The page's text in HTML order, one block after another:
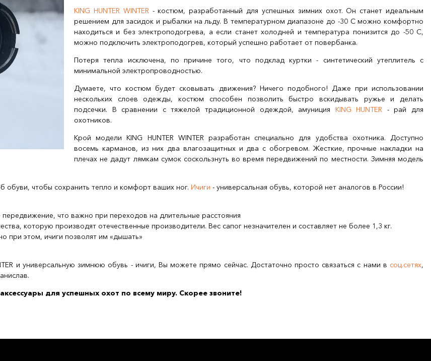
KING HUNTER WINTER - костюм, разработанный для успешных зимних охот. Он станет идеальным
решением для засидок и рыбалки на льду. В температурном диапазоне до -30 С можно комфортно
находиться и без электроподогрева, а если станет холодней и температура понизится до -50 С,
можно подключить электроподогрев, который успешно работает от повербанка.
Потеря тепла исключена, по причине того, что подклад куртки - синтетический утеплитель с
минимальной электропроводностью.
Думаете, что костюм будет сковывать движения? Ничего подобного! Даже при использовании
нескольких слоев одежды, костюм способен позволить быстро вскидывать ружье и делать
подсечки. В сравнении с тяжелой традиционной одеждой, амуниция KING HUNTER - рай для
охотников.
Крой модели KING HUNTER WINTER разработан специально для удобства охотника. Доступно
восемь карманов, из них два влагозащитных и два с обогревом. Жесткие, прочные накладки на
плечах не дадут лямкам сумок соскользнуть во время передвижений по местности. Зимняя модель
обуви, чтобы сохранить тепло и комфорт ваших ног. Ичиги - универсальная обувь, которой нет аналогов в России!
что важно при переходов на длительные расстояния
которую производят отечественные производители. Вес сапог незначителен и составляет не более 1,3 кг.
при этом, ичиги позволят им «дышать»
и универсальную зимнюю обувь - ичиги, Вы можете прямо сейчас. Достаточно просто связаться с нами в соц.сетях,
для успешных охот по всему миру. Скорее звоните!